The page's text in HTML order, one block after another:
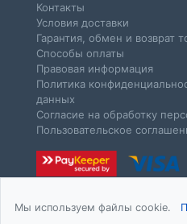
Контакты
Условия доставки
Гарантия, обмен и возврат
Способы оплаты
Правовая информация
Политика
данных
Согласие на обработку
Пользовательское
Мы используем файлы cookie.